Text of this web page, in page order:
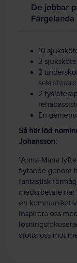
De jobbar
Färgelanda
10
3
2
sekreterare
2
En
Så här löd
Johansson:
”Anna-Maria
flytande genom
fantastisk
medarbetare
en
inspirera oss
stötta oss mot